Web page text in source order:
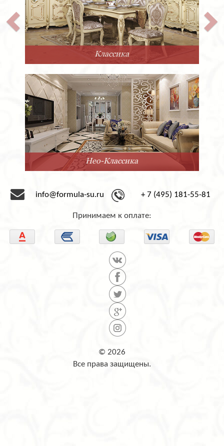
Классика
Нео-Классика
info@formula-su.ru + 7 (495) 181-55-81
Принимаем к оплате:
© 2026
Все права защищены.